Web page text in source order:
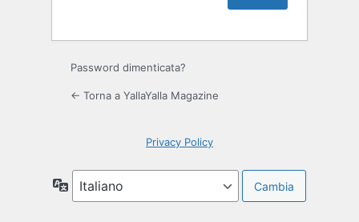
Password dimenticata?
← Torna a YallaYalla Magazine
Privacy Policy
Lingua